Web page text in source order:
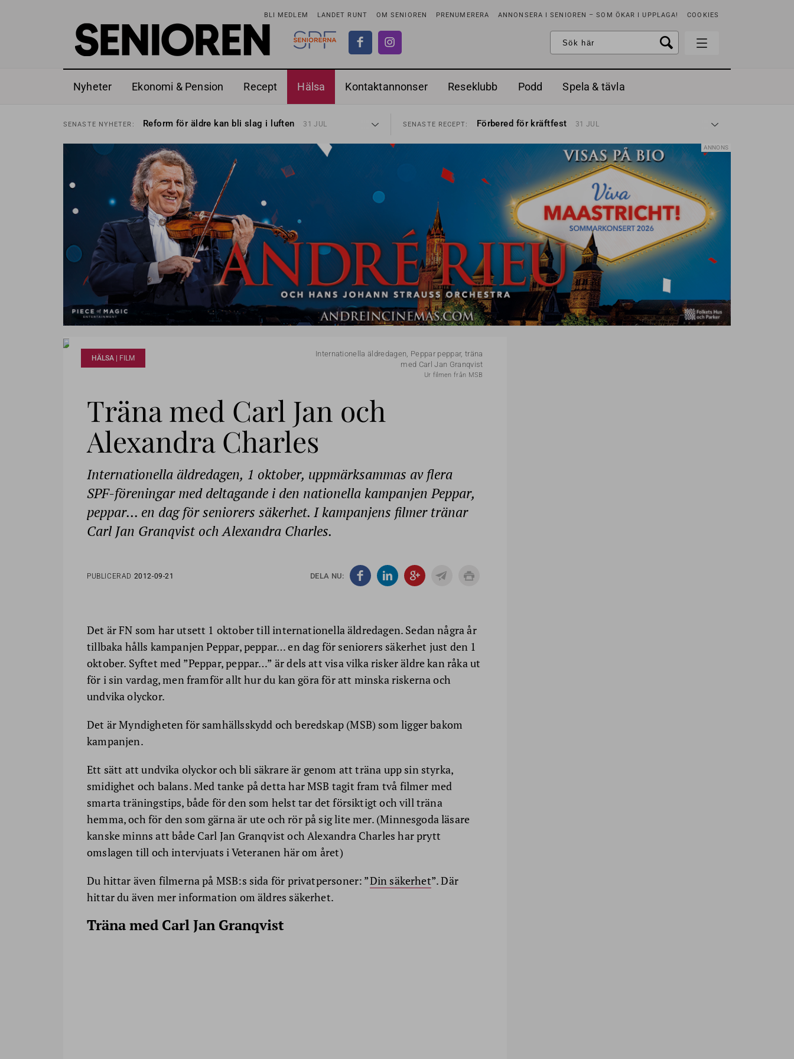
BLI MEDLEM LANDET RUNT OM SENIOREN PRENUMERERA ANNONSERA I SENIOREN – SOM ÖKAR I UPPLAGA! COOKIES
Nyheter Ekonomi & Pension Recept Hälsa Kontaktannonser Reseklubb Podd Spela & tävla
SENASTE NYHETER: Reform för äldre kan bli slag i luften 31 JUL
SENASTENYHETER: Dom öppnar för rätt till garantipension 30 JUL
SENASTENYHETER: Snart kan telefonförsäljning förbjudas i Sverige
Hyror rusar ifrån äldres bostadstillägg
NYHETER: Liten höjning av garantipensionen 27 JUL
SENASTE NYHETER: Sven Hagströmer sommarpratar
SENASTE NYHETER: Reform för äldre kan bli slag i luften
SENASTE RECEPT: Förbered för kräftfest 31 JUL
SENASTE RECEPT: Sommarmat på stora fat 3 JUL
Timjankokta jordgubbar med vaniljglass 18 JUN
Mycket smak med örter 13 JUN
SENASTE RECEPT: Mums med munsbitar 3 MAJ
SENASTE RECEPT: Ranchdipp med gräddfil, dill och persilja 2 MAJ
Förbered för kräftfest 31 JUL
ANNONS
Internationella äldredagen, Peppar peppar, träna
med Carl Jan Granqvist
Ur filmen från MSB
HÄLSA | FILM
Träna med Carl Jan och
Alexandra Charles
Internationella äldredagen, 1 oktober, uppmärksammas av flera
SPF-föreningar med deltagande i den nationella kampanjen Peppar,
peppar... en dag för seniorers säkerhet. I kampanjens filmer tränar
Carl Jan Granqvist och Alexandra Charles.
PUBLICERAD 2012-09-21 DELA NU:
Det är FN som har utsett 1 oktober till internationella äldredagen. Sedan några år
tillbaka hålls kampanjen Peppar, peppar… en dag för seniorers säkerhet just den 1
oktober. Syftet med ”Peppar, peppar…” är dels att visa vilka risker äldre kan råka ut
för i sin vardag, men framför allt hur du kan göra för att minska riskerna och
undvika olyckor.
Det är Myndigheten för samhällsskydd och beredskap (MSB) som ligger bakom
kampanjen.
Ett sätt att undvika olyckor och bli säkrare är genom att träna upp sin styrka,
smidighet och balans. Med tanke på detta har MSB tagit fram två filmer med
smarta träningstips, både för den som helst tar det försiktigt och vill träna
hemma, och för den som gärna är ute och rör på sig lite mer. (Minnesgoda läsare
kanske minns att både Carl Jan Granqvist och Alexandra Charles har prytt
omslagen till och intervjuats i Veteranen här om året)
Du hittar även filmerna på MSB:s sida för privatpersoner: ”Din säkerhet”. Där
hittar du även mer information om äldres säkerhet.
Träna med Carl Jan Granqvist